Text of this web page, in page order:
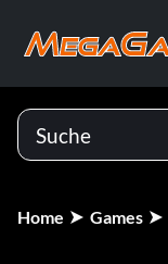
Home Games